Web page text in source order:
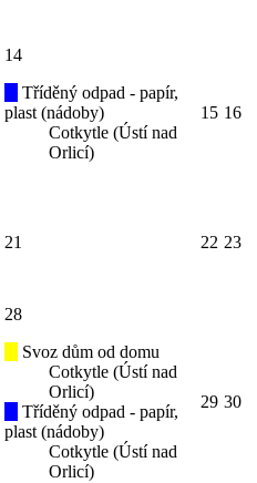
14
Tříděný odpad - papír,
plast (nádoby)
Cotkytle (Ústí nad
Orlicí)
15 16
21 22 23
28
Svoz dům od domu
Cotkytle (Ústí nad
Orlicí)
Tříděný odpad - papír,
plast (nádoby)
Cotkytle (Ústí nad
Orlicí)
29 30